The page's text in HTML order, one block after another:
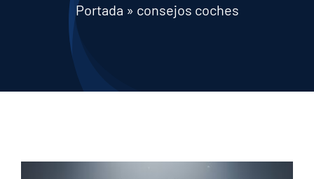
Portada » consejos coches